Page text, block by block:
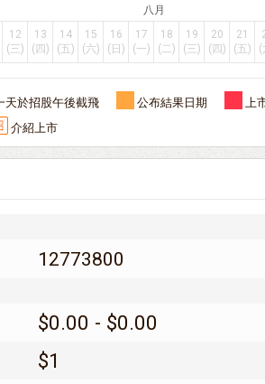
八月
12
(三)
13
(四)
14
(五)
15
(六)
16
(日)
17
(一)
18
(二)
19
(三)
20
(四)
21
(五)
(
天於招股午後截飛 公布結果日期
上
介紹上市
12773800
$0.00 - $0.00
$1